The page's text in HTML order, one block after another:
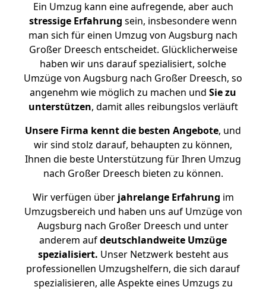
Ein Umzug kann eine aufregende, aber auch
stressige Erfahrung sein, insbesondere wenn
man sich für einen Umzug von Augsburg nach
Großer Dreesch entscheidet. Glücklicherweise
haben wir uns darauf spezialisiert, solche
Umzüge von Augsburg nach Großer Dreesch, so
angenehm wie möglich zu machen und Sie zu
unterstützen, damit alles reibungslos verläuft
Unsere Firma kennt die besten Angebote, und
wir sind stolz darauf, behaupten zu können,
Ihnen die beste Unterstützung für Ihren Umzug
nach Großer Dreesch bieten zu können.
Wir verfügen überjahrelange Erfahrung im
Umzugsbereich und haben uns auf Umzüge von
Augsburg nach Großer Dreesch und unter
anderem aufdeutschlandweite Umzüge
spezialisiert. Unser Netzwerk besteht aus
professionellen Umzugshelfern, die sich darauf
spezialisieren, alle Aspekte eines Umzugs zu